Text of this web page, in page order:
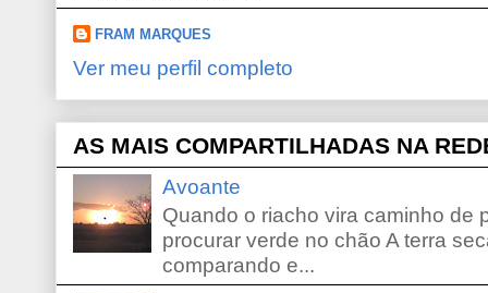
FRAM MARQUES
Ver meu perfil completo
AS MAIS COMPARTILHADAS NA
Avoante
Quando o riacho vira caminho de
procurar verde no chão A terra
comparando e...